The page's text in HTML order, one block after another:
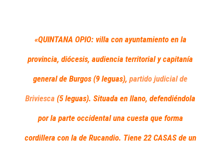
«QUINTANA OPIO: villa con ayuntamiento en la
provincia, diócesis, audiencia territorial y capitanía
general de Burgos (9 leguas),partido judicial de
Briviesca (5 leguas). Situada en llano, defendiéndola
por la parte occidental una cuesta que forma
cordillera con la de Rucandio. Tiene 22 CASAS de un